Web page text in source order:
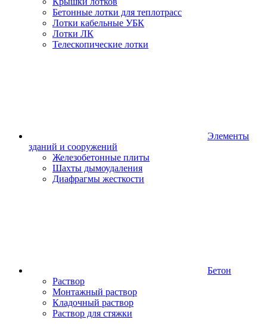
Бетонные лотки для теплотрасс
Лотки кабельные УБК
Лотки ЛК
Телескопические лотки
Элементы
зданий и сооружений
Железобетонные плиты
Шахты дымоудаления
Диафрагмы жесткости
Бетон
Раствор
Монтажный раствор
Кладочный раствор
Раствор для стяжки